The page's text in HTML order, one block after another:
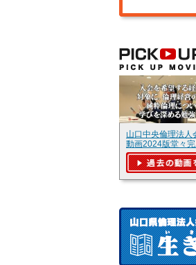
山口中央倫理法人
動画2024版堂々完